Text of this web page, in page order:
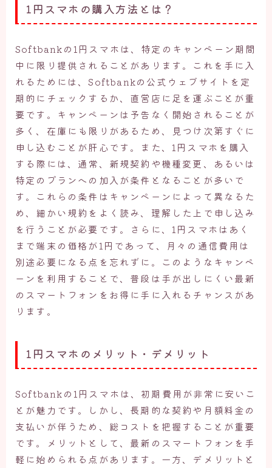
1円スマホの購入方法とは？
Softbankの1円スマホは、特定のキャンペーン期間
中に限り提供されることがあります。これを手に入
れるためには、Softbankの公式ウェブサイトを定
期的にチェックするか、直営店に足を運ぶことが重
要です。キャンペーンは予告なく開始されることが
多く、在庫にも限りがあるため、見つけ次第すぐに
申し込むことが肝心です。また、1円スマホを購入
する際には、通常、新規契約や機種変更、あるいは
特定のプランへの加入が条件となることが多いで
す。これらの条件はキャンペーンによって異なるた
め、細かい規約をよく読み、理解した上で申し込み
を行うことが必要です。さらに、1円スマホはあく
まで端末の価格が1円であって、月々の通信費用は
別途必要になる点を忘れずに。このようなキャンペ
ーンを利用することで、普段は手が出しにくい最新
のスマートフォンをお得に手に入れるチャンスがあ
ります。
1円スマホのメリット・デメリット
Softbankの1円スマホは、初期費用が非常に安いこ
とが魅力です。しかし、長期的な契約や月額料金の
支払いが伴うため、総コストを把握することが重要
です。メリットとして、最新のスマートフォンを手
軽に始められる点があります。一方、デメリットと